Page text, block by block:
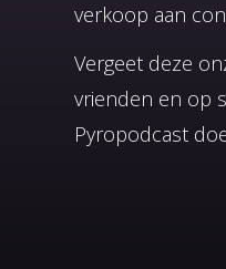
verkoop aan
Vergeet deze
vrienden en op
Pyropodcast